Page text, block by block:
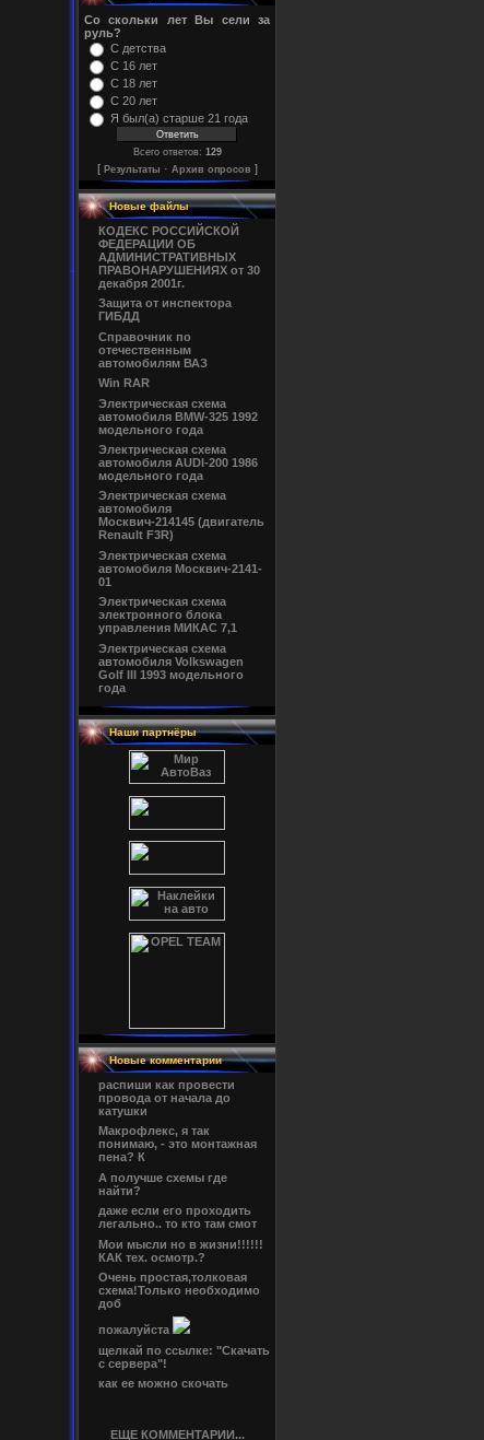
Со скольки лет Вы сели за
руль?
С детства
С 16 лет
С 18 лет
С 20 лет
Я был(а) старше 21 года
Всего ответов: 129
[ Результаты · Архив опросов ]
Новые файлы
КОДЕКС РОССИЙСКОЙ
ФЕДЕРАЦИИ ОБ
АДМИНИСТРАТИВНЫХ
ПРАВОНАРУШЕНИЯХ от 30
декабря 2001г.
Защита от инспектора
ГИБДД
Справочник по
отечественным
автомобилям ВАЗ
Win RAR
Электрическая схема
автомобиля BMW-325 1992
модельного года
Электрическая схема
автомобиля AUDI-200 1986
модельного года
Электрическая схема
автомобиля
Москвич-214145 (двигатель
Renault F3R)
Электрическая схема
автомобиля Москвич-2141-
01
Электрическая схема
электронного блока
управления МИКАС 7,1
Электрическая схема
автомобиля Volkswagen
Golf III 1993 модельного
года
Наши партнёры
Новые комментарии
распиши как провести
провода от начала до
катушки
Макрофлекс, я так
понимаю, - это монтажная
пена? К
А получше схемы где
найти?
даже если его проходить
легально.. то кто там смот
Мои мысли но в жизни!!!!!!
КАК тех. осмотр.?
Очень простая,толковая
схема!Только необходимо
доб
пожалуйста
щелкай по ссылке: "Скачать
с сервера"!
как ее можно скочать
ЕЩЕ КОММЕНТАРИИ...